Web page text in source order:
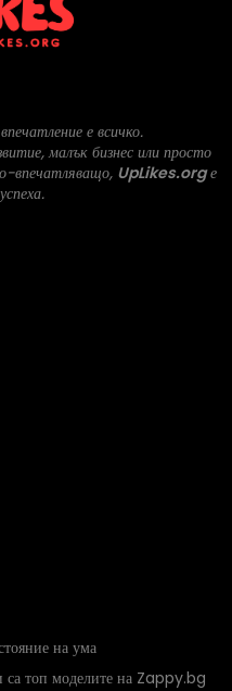
е всичко.
малък бизнес или просто
впечатляващо, UpLikes.orgе
на ума
топ моделите на Zappy.bg